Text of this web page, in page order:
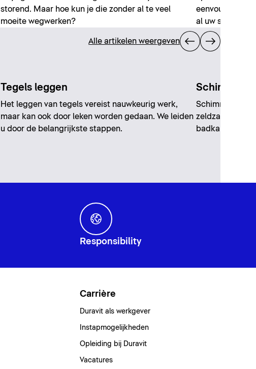
storend. Maar hoe kun je die zonder al te veel
moeite wegwerken?
eenvoudig
al uw spullen.
Alle artikelen weergeven
Tegels leggen
Het leggen van tegels vereist nauwkeurig werk,
maar kan ook door leken worden gedaan. We leiden
u door de belangrijkste stappen.
Schimmel
Schimmel is
zeldzame gast.
badkamer kunt
Responsibility
Carrière
Duravit als werkgever
Instapmogelijkheden
Opleiding bij Duravit
Vacatures